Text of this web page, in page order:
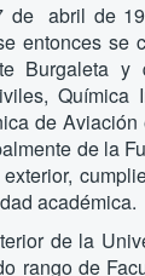
de abril de
entonces se
Burgaleta
Química
de
de la
académica.
de la
rango de